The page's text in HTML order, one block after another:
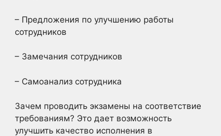
– Предложения по улучшению работы
сотрудников
– Замечания сотрудников
– Самоанализ сотрудника
Зачем проводить экзамены на соответствие
требованиям? Это дает возможность
улучшить качество исполнения в